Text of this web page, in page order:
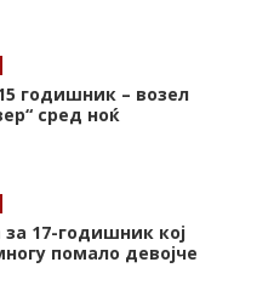
годишник – возел
сред ноќ
17-годишник кој
помало девојче